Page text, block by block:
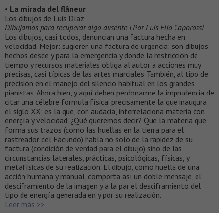
• La mirada del flâneur
Los dibujos de Luis Díaz
Dibujamos para recuperar algo ausente I Por Luis Elio Caporossi
Los dibujos, casi todos, denuncian una factura hecha en
velocidad. Mejor: sugieren una factura de urgencia: son dibujos
hechos desde y para la emergencia y donde la restricción de
tiempo y recursos materiales obliga al autor a acciones muy
precisas, casi típicas de las artes marciales También, al tipo de
precisión en el manejo del silencio habitual en los grandes
pianistas. Ahora bien, y aquí deben perdonarme la imprudencia de
citar una célebre formula física, precisamente la que inaugura
el siglo XX; es la que, con audacia, interrelaciona materia con
energía y velocidad. ¿Qué queremos decir? Que la materia que
forma sus trazos (como las huellas en la tierra para el
rastreador del Facundo) habla no solo de la rapidez de su
factura (condición de verdad para el dibujo) sino de las
circunstancias laterales, prácticas, psicológicas, físicas, y
metafísicas de su realización. El dibujo, como huella de una
acción humana y manual, comporta así un doble mensaje, el
desciframiento de la imagen y a la par el desciframiento del
tipo de energía generada en y por su realización.
Leer más >>